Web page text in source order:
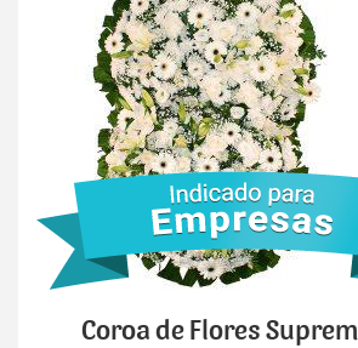
Coroa de Flores